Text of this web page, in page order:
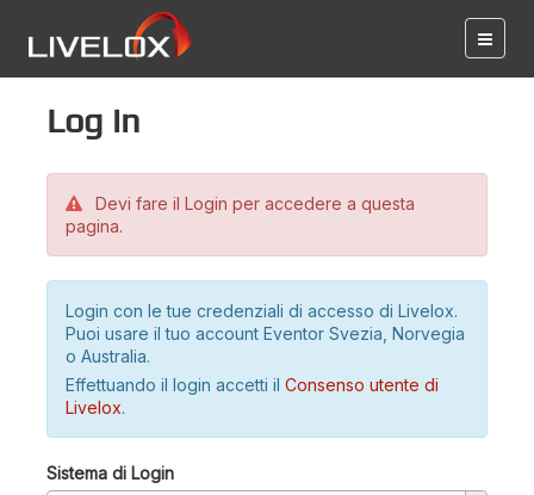
Log in
Devi fare il Login per accedere a questa
pagina.
Login con le tue credenziali di accesso di Livelox.
Puoi usare il tuo account Eventor Svezia, Norvegia
o Australia.
Effettuando il login accetti il Consenso utente di
Livelox.
Sistema di Login